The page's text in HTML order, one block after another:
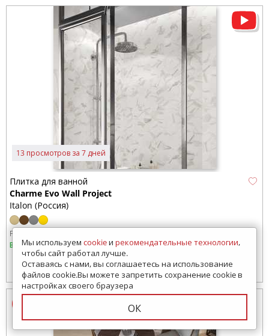
13 просмотров за 7 дней
Плитка для ванной
Charme Evo Wall Project
Italon (Россия)
Размер:
В наличии
от2890руб./м2
Мы используем cookieи рекомендательные технологии,
чтобы сайт работал лучше.
Оставаясь с нами, вы соглашаетесь на использование
файлов cookie.Вы можете запретить сохранение cookie в
настройках своего браузера
ОК